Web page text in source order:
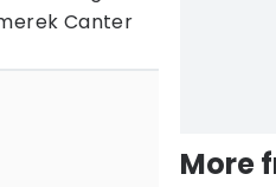
Canter
More